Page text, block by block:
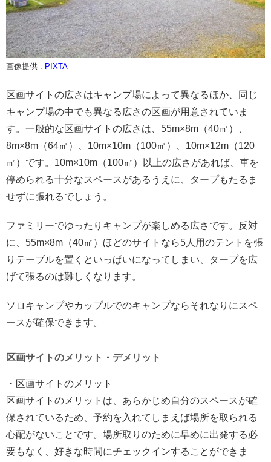
画像提供 : PIXTA
区画サイトの広さはキャンプ場によって異なるほか、同じ
キャンプ場の中でも異なる広さの区画が用意されていま
す。一般的な区画サイトの広さは、55m×8m（40㎡）、
8m×8m（64㎡）、10m×10m（100㎡）、10m×12m（120
㎡）です。10m×10m（100㎡）以上の広さがあれば、車を
停められる十分なスペースがあるうえに、タープもたるま
せずに張れるでしょう。
ファミリーでゆったりキャンプが楽しめる広さです。反対
に、55m×8m（40㎡）ほどのサイトなら5人用のテントを張
りテーブルを置くといっぱいになってしまい、タープを広
げて張るのは難しくなります。
ソロキャンプやカップルでのキャンプならそれなりにスペ
ースが確保できます。
区画サイトのメリット・デメリット
・区画サイトのメリット
区画サイトのメリットは、あらかじめ自分のスペースが確
保されているため、予約を入れてしまえば場所を取られる
心配がないことです。場所取りのために早めに出発する必
要もなく、好きな時間にチェックインすることができま